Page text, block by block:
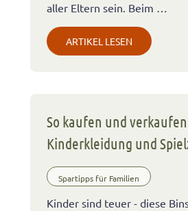
aller Eltern sein. Beim …
ARTIKEL LESEN
So kaufen und
Kinderkleidung und
Spartipps für Familien
Kinder sind teuer - diese